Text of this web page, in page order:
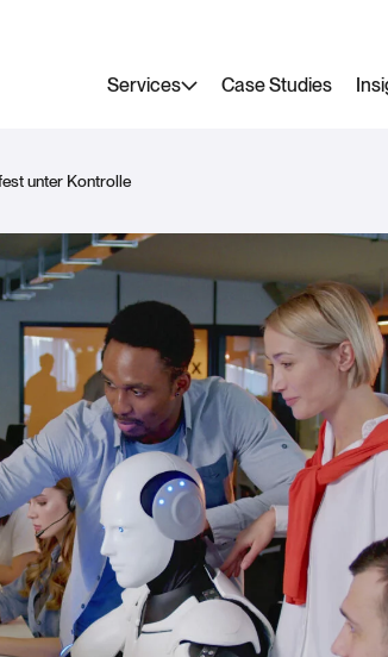
Services Case Studies
unter Kontrolle